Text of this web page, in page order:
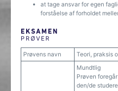
at tage ansvar for egen
forståelse af forholdet
EKSAMEN
PRØVER
Prøvens navn Teori, praksis
Mundtlig
Prøven
den/de